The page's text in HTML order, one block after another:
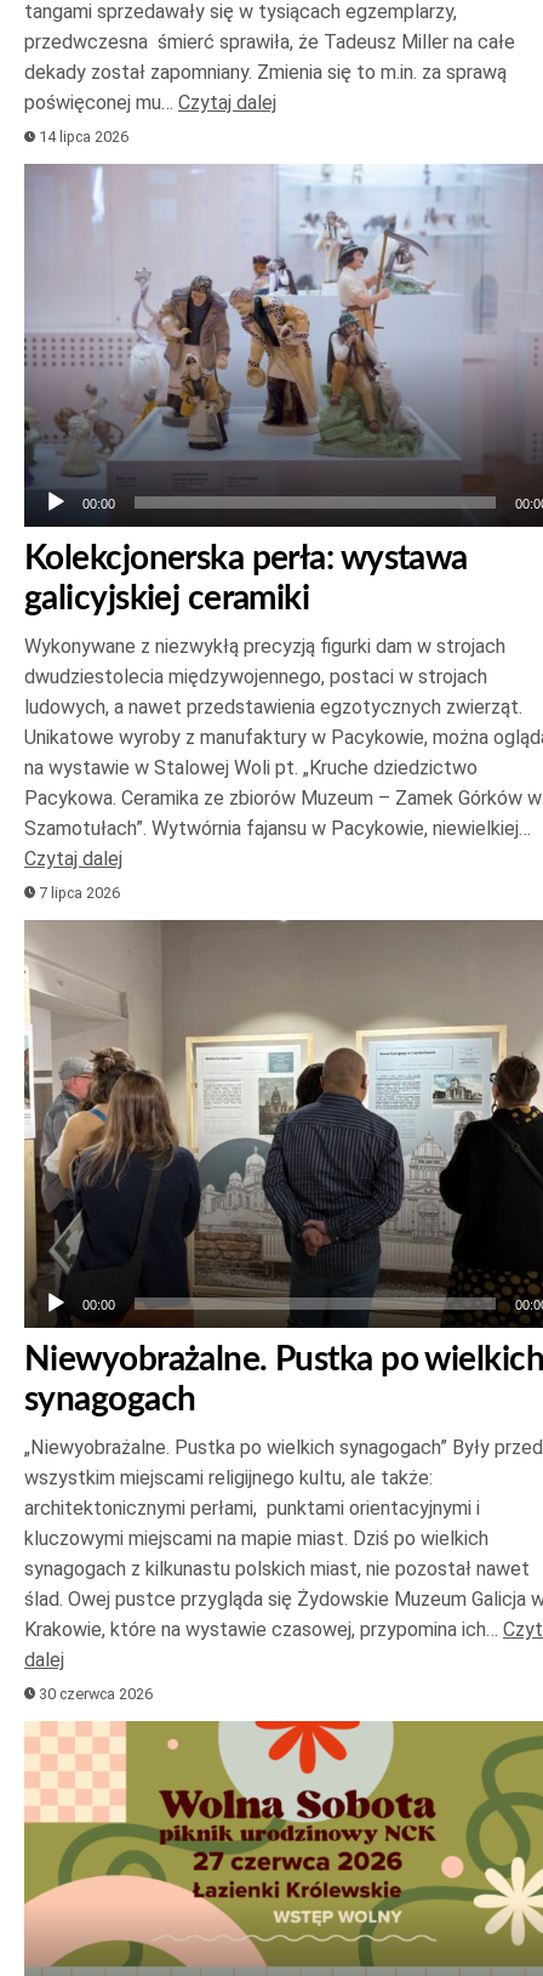
tangami sprzedawały się w tysiącach egzemplarzy,
przedwczesna śmierć sprawiła, że Tadeusz Miller na całe
dekady został zapomniany. Zmienia się to m.in. za sprawą
poświęconej mu… Czytaj dalej
14 lipca 2026
Odtwarzacz
00:00
Kolekcjonerska perła: wystawa
galicyjskiej ceramiki
Wykonywane z niezwykłą precyzją figurki dam w strojach
dwudziestolecia międzywojennego, postaci w strojach
ludowych, a nawet przedstawienia egzotycznych zwierząt.
Unikatowe wyroby z manufaktury w Pacykowie, można
na wystawie w Stalowej Woli pt. „Kruche dziedzictwo
Pacykowa. Ceramika ze zbiorów Muzeum – Zamek Górków w
Szamotułach”. Wytwórnia fajansu w Pacykowie, niewielkiej…
Czytaj dalej
7 lipca 2026
plików
dźwiękowych
00:00
Niewyobrażalne. Pustka po wielkich
synagogach
„Niewyobrażalne. Pustka po wielkich synagogach” Były
wszystkim miejscami religijnego kultu, ale także:
architektonicznymi perłami, punktami orientacyjnymi i
kluczowymi miejscami na mapie miast. Dziś po wielkich
synagogach z kilkunastu polskich miast, nie pozostał nawet
ślad. Owej pustce przygląda się Żydowskie Muzeum Galicja
Krakowie, które na wystawie czasowej, przypomina ich…
dalej
30 czerwca 2026
Odtwarzacz
plików
dźwiękowych